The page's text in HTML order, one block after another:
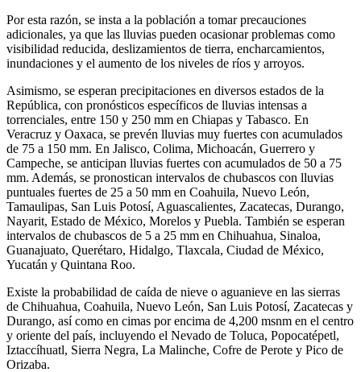
Por esta razón, se insta a la población a tomar precauciones
adicionales, ya que las lluvias pueden ocasionar problemas como
visibilidad reducida, deslizamientos de tierra, encharcamientos,
inundaciones y el aumento de los niveles de ríos y arroyos.
Asimismo, se esperan precipitaciones en diversos estados de la
República, con pronósticos específicos de lluvias intensas a
torrenciales, entre 150 y 250 mm en Chiapas y Tabasco. En
Veracruz y Oaxaca, se prevén lluvias muy fuertes con acumulados
de 75 a 150 mm. En Jalisco, Colima, Michoacán, Guerrero y
Campeche, se anticipan lluvias fuertes con acumulados de 50 a 75
mm. Además, se pronostican intervalos de chubascos con lluvias
puntuales fuertes de 25 a 50 mm en Coahuila, Nuevo León,
Tamaulipas, San Luis Potosí, Aguascalientes, Zacatecas, Durango,
Nayarit, Estado de México, Morelos y Puebla. También se esperan
intervalos de chubascos de 5 a 25 mm en Chihuahua, Sinaloa,
Guanajuato, Querétaro, Hidalgo, Tlaxcala, Ciudad de México,
Yucatán y Quintana Roo.
Existe la probabilidad de caída de nieve o aguanieve en las sierras
de Chihuahua, Coahuila, Nuevo León, San Luis Potosí, Zacatecas y
Durango, así como en cimas por encima de 4,200 msnm en el centro
y oriente del país, incluyendo el Nevado de Toluca, Popocatépetl,
Iztaccíhuatl, Sierra Negra, La Malinche, Cofre de Perote y Pico de
Orizaba.